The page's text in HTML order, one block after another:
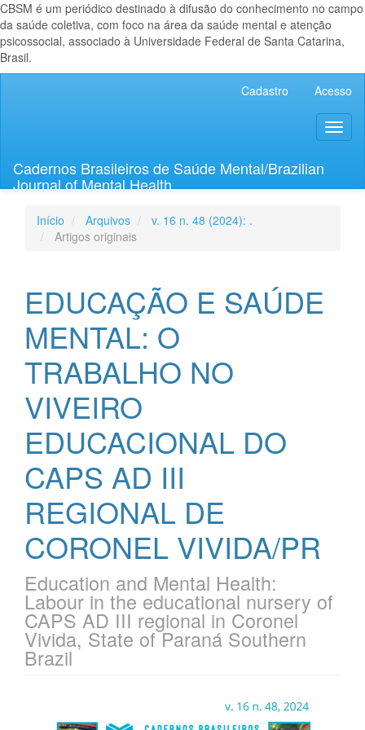
CBSM é um periódico destinado à difusão do conhecimento no campo
da saúde coletiva, com foco na área da saúde mental e atenção
psicossocial, associado à Universidade Federal de Santa Catarina,
Brasil.
Lateral
Cadastro Acesso
Cadernos Brasileiros de Saúde Mental/Brazilian
Journal of Mental Health
Início Arquivos
v. 16 n. 48 (2024): .
Artigos originais
EDUCAÇÃO E SAÚDE
MENTAL: O
TRABALHO NO
VIVEIRO
EDUCACIONAL DO
CAPS AD III
REGIONAL DE
CORONEL VIVIDA/PR
Education and Mental Health:
Labour in the educational nursery of
CAPS AD III regional in Coronel
Vivida, State of Paraná Southern
Brazil